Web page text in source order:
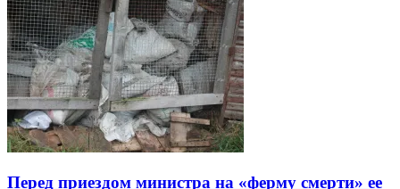
Перед приездом министра на «ферму смерти» ее